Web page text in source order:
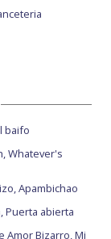
baifo
Whatever's
Apambichao
Puerta abierta
Amor Bizarro, Mi